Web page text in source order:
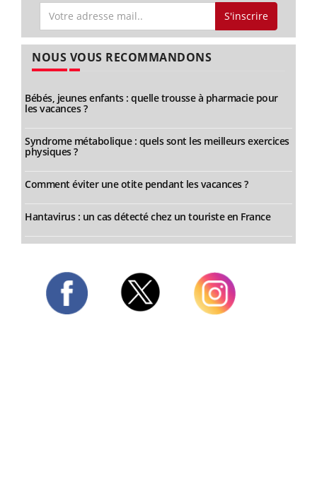
S'inscrire
NOUS VOUS RECOMMANDONS
Bébés, jeunes enfants : quelle trousse à pharmacie pour
les vacances ?
Syndrome métabolique : quels sont les meilleurs exercices
physiques ?
Comment éviter une otite pendant les vacances ?
Hantavirus : un cas détecté chez un touriste en France